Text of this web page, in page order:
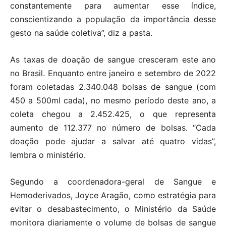
constantemente para aumentar esse índice,
conscientizando a população da importância desse
gesto na saúde coletiva”, diz a pasta.
As taxas de doação de sangue cresceram este ano
no Brasil. Enquanto entre janeiro e setembro de 2022
foram coletadas 2.340.048 bolsas de sangue (com
450 a 500ml cada), no mesmo período deste ano, a
coleta chegou a 2.452.425, o que representa
aumento de 112.377 no número de bolsas. “Cada
doação pode ajudar a salvar até quatro vidas”,
lembra o ministério.
Segundo a coordenadora-geral de Sangue e
Hemoderivados, Joyce Aragão, como estratégia para
evitar o desabastecimento, o Ministério da Saúde
monitora diariamente o volume de bolsas de sangue